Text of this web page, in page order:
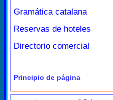
Gramática catalana
Reservas de hoteles
Directorio comercial
Principio de página